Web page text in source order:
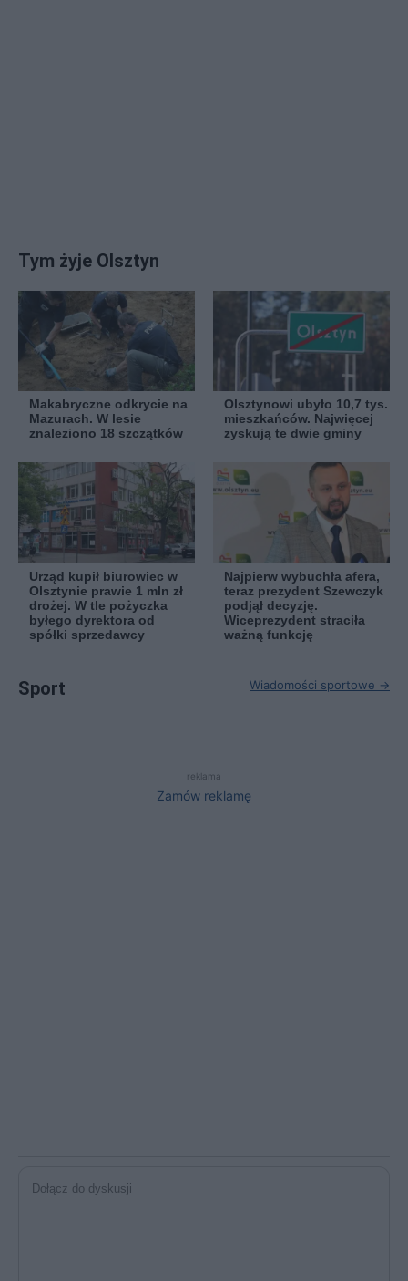
Tym żyje Olsztyn
Makabryczne odkrycie na
Mazurach. W lesie
znaleziono 18 szczątków
Olsztynowi ubyło 10,7 tys.
mieszkańców. Najwięcej
zyskują te dwie gminy
Urząd kupił biurowiec w
Olsztynie prawie 1 mln zł
drożej. W tle pożyczka
byłego dyrektora od
spółki sprzedawcy
Najpierw wybuchła afera,
teraz prezydent Szewczyk
podjął decyzję.
Wiceprezydent straciła
ważną funkcję
Sport Wiadomości sportowe →
reklama
Zamów reklamę